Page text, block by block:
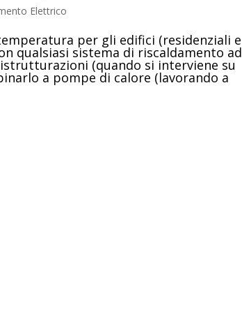
Elettrico
per gli edifici (residenziali e
qualsiasi sistema di riscaldamento ad
(quando si interviene su
a pompe di calore (lavorando a